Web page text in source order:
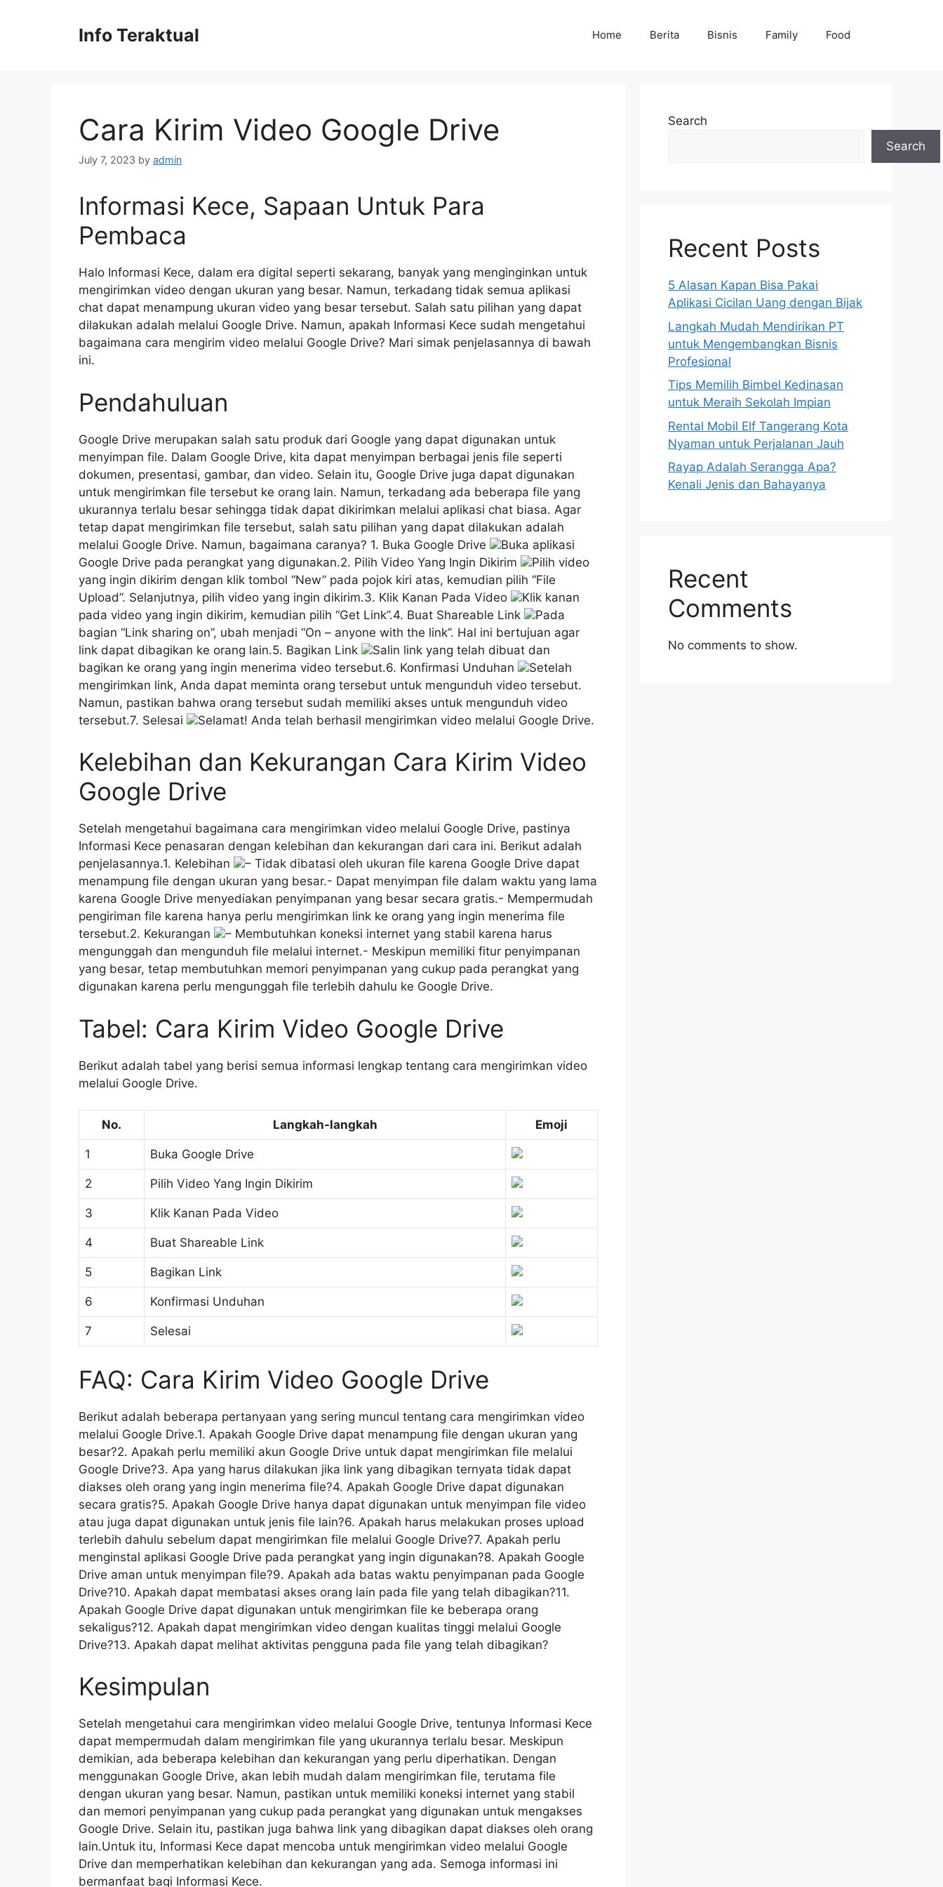
Info Teraktual Home Berita Bisnis Family Food
Cara Kirim Video Google Drive
July 7, 2023 by admin
Informasi Kece, Sapaan Untuk Para
Pembaca
Halo Informasi Kece, dalam era digital seperti sekarang, banyak yang menginginkan untuk
mengirimkan video dengan ukuran yang besar. Namun, terkadang tidak semua aplikasi
chat dapat menampung ukuran video yang besar tersebut. Salah satu pilihan yang dapat
dilakukan adalah melalui Google Drive. Namun, apakah Informasi Kece sudah mengetahui
bagaimana cara mengirim video melalui Google Drive? Mari simak penjelasannya di bawah
ini.
Pendahuluan
Google Drive merupakan salah satu produk dari Google yang dapat digunakan untuk
menyimpan file. Dalam Google Drive, kita dapat menyimpan berbagai jenis file seperti
dokumen, presentasi, gambar, dan video. Selain itu, Google Drive juga dapat digunakan
untuk mengirimkan file tersebut ke orang lain. Namun, terkadang ada beberapa file yang
ukurannya terlalu besar sehingga tidak dapat dikirimkan melalui aplikasi chat biasa. Agar
tetap dapat mengirimkan file tersebut, salah satu pilihan yang dapat dilakukan adalah
melalui Google Drive. Namun, bagaimana caranya? 1. Buka Google Drive
Buka aplikasi
Google Drive pada perangkat yang digunakan.2. Pilih Video Yang Ingin Dikirim
Pilih video
yang ingin dikirim dengan klik tombol “New” pada pojok kiri atas, kemudian pilih “File
Upload”. Selanjutnya, pilih video yang ingin dikirim.3. Klik Kanan Pada Video
Klik kanan
pada video yang ingin dikirim, kemudian pilih “Get Link”.4. Buat Shareable Link
Pada
bagian “Link sharing on”, ubah menjadi “On – anyone with the link”. Hal ini bertujuan agar
link dapat dibagikan ke orang lain.5. Bagikan Link
Salin link yang telah dibuat dan
bagikan ke orang yang ingin menerima video tersebut.6. Konfirmasi Unduhan
Setelah
mengirimkan link, Anda dapat meminta orang tersebut untuk mengunduh video tersebut.
Namun, pastikan bahwa orang tersebut sudah memiliki akses untuk mengunduh video
tersebut.7. Selesai
Selamat! Anda telah berhasil mengirimkan video melalui Google Drive.
Kelebihan dan Kekurangan Cara Kirim Video
Google Drive
Setelah mengetahui bagaimana cara mengirimkan video melalui Google Drive, pastinya
Informasi Kece penasaran dengan kelebihan dan kekurangan dari cara ini. Berikut adalah
penjelasannya.1. Kelebihan
– Tidak dibatasi oleh ukuran file karena Google Drive dapat
menampung file dengan ukuran yang besar.- Dapat menyimpan file dalam waktu yang lama
karena Google Drive menyediakan penyimpanan yang besar secara gratis.- Mempermudah
pengiriman file karena hanya perlu mengirimkan link ke orang yang ingin menerima file
tersebut.2. Kekurangan
– Membutuhkan koneksi internet yang stabil karena harus
mengunggah dan mengunduh file melalui internet.- Meskipun memiliki fitur penyimpanan
yang besar, tetap membutuhkan memori penyimpanan yang cukup pada perangkat yang
digunakan karena perlu mengunggah file terlebih dahulu ke Google Drive.
Tabel: Cara Kirim Video Google Drive
Berikut adalah tabel yang berisi semua informasi lengkap tentang cara mengirimkan video
melalui Google Drive.
No. Langkah-langkah Emoji
1 Buka Google Drive
2 Pilih Video Yang Ingin Dikirim
3 Klik Kanan Pada Video
4 Buat Shareable Link
5 Bagikan Link
6 Konfirmasi Unduhan
7 Selesai
FAQ: Cara Kirim Video Google Drive
Berikut adalah beberapa pertanyaan yang sering muncul tentang cara mengirimkan video
melalui Google Drive.1. Apakah Google Drive dapat menampung file dengan ukuran yang
besar?2. Apakah perlu memiliki akun Google Drive untuk dapat mengirimkan file melalui
Google Drive?3. Apa yang harus dilakukan jika link yang dibagikan ternyata tidak dapat
diakses oleh orang yang ingin menerima file?4. Apakah Google Drive dapat digunakan
secara gratis?5. Apakah Google Drive hanya dapat digunakan untuk menyimpan file video
atau juga dapat digunakan untuk jenis file lain?6. Apakah harus melakukan proses upload
terlebih dahulu sebelum dapat mengirimkan file melalui Google Drive?7. Apakah perlu
menginstal aplikasi Google Drive pada perangkat yang ingin digunakan?8. Apakah Google
Drive aman untuk menyimpan file?9. Apakah ada batas waktu penyimpanan pada Google
Drive?10. Apakah dapat membatasi akses orang lain pada file yang telah dibagikan?11.
Apakah Google Drive dapat digunakan untuk mengirimkan file ke beberapa orang
sekaligus?12. Apakah dapat mengirimkan video dengan kualitas tinggi melalui Google
Drive?13. Apakah dapat melihat aktivitas pengguna pada file yang telah dibagikan?
Kesimpulan
Setelah mengetahui cara mengirimkan video melalui Google Drive, tentunya Informasi Kece
dapat mempermudah dalam mengirimkan file yang ukurannya terlalu besar. Meskipun
demikian, ada beberapa kelebihan dan kekurangan yang perlu diperhatikan. Dengan
menggunakan Google Drive, akan lebih mudah dalam mengirimkan file, terutama file
dengan ukuran yang besar. Namun, pastikan untuk memiliki koneksi internet yang stabil
dan memori penyimpanan yang cukup pada perangkat yang digunakan untuk mengakses
Google Drive. Selain itu, pastikan juga bahwa link yang dibagikan dapat diakses oleh orang
lain.Untuk itu, Informasi Kece dapat mencoba untuk mengirimkan video melalui Google
Drive dan memperhatikan kelebihan dan kekurangan yang ada. Semoga informasi ini
bermanfaat bagi Informasi Kece.
Search
Search
Recent Posts
5 Alasan Kapan Bisa Pakai
Aplikasi Cicilan Uang dengan Bijak
Langkah Mudah Mendirikan PT
untuk Mengembangkan Bisnis
Profesional
Tips Memilih Bimbel Kedinasan
untuk Meraih Sekolah Impian
Rental Mobil Elf Tangerang Kota
Nyaman untuk Perjalanan Jauh
Rayap Adalah Serangga Apa?
Kenali Jenis dan Bahayanya
Recent
Comments
No comments to show.